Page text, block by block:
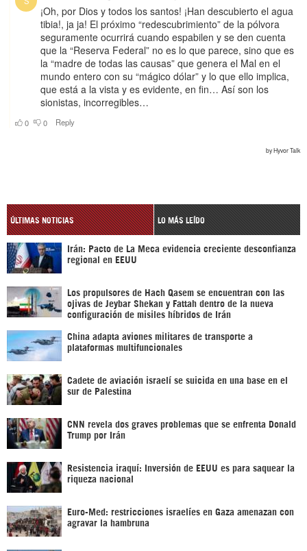
ÚLTIMAS NOTICIAS LO MÁS LEÍDO
Irán: Pacto de La Meca evidencia creciente desconfianza
regional en EEUU
Los propulsores de Hach Qasem se encuentran con las
ojivas de Jeybar Shekan y Fattah dentro de la nueva
configuración de misiles híbridos de Irán
China adapta aviones militares de transporte a
plataformas multifuncionales
Cadete de aviación israelí se suicida en una base en el
sur de Palestina
CNN revela dos graves problemas que se enfrenta Donald
Trump por Irán
Resistencia iraquí: Inversión de EEUU es para saquear la
riqueza nacional
Euro-Med: restricciones israelíes en Gaza amenazan con
agravar la hambruna